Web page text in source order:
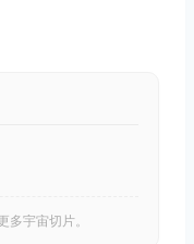
宇宙切片。